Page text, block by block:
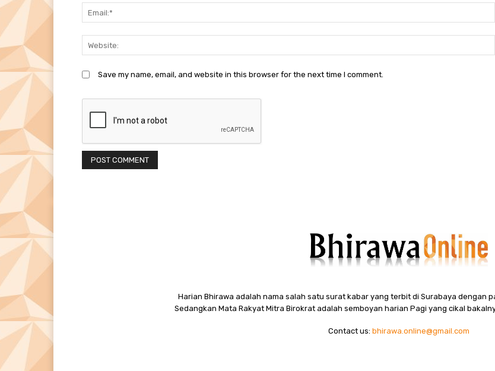
Save my name, email, and website in this browser for the next time I comment.
Harian Bhirawa adalah nama salah satu surat kabar yang terbit di Surabaya dengan
Sedangkan Mata Rakyat Mitra Birokrat adalah semboyan harian Pagi yang cikal
Contact us: bhirawa.online@gmail.com